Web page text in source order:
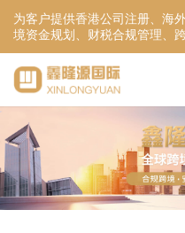
为客户提供香港公司注册、海
境资金规划、财税合规管理、
服务！